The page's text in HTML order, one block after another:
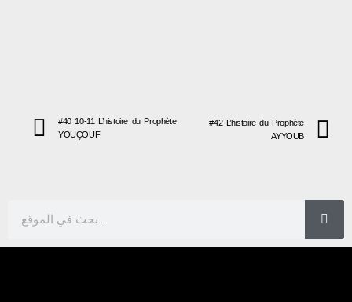
#40 10-11 L’histoire du Prophète
YOUÇOUF
#42 L’histoire du Prophète
AYYOUB